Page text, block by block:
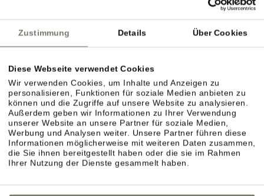
Zustimmung Details Über Cookies
Diese Webseite verwendet Cookies
Wir verwenden Cookies, um Inhalte und Anzeigen zu
personalisieren, Funktionen für soziale Medien anbieten zu
können und die Zugriffe auf unsere Website zu analysieren.
Außerdem geben wir Informationen zu Ihrer Verwendung
unserer Website an unsere Partner für soziale Medien,
Werbung und Analysen weiter. Unsere Partner führen diese
Informationen möglicherweise mit weiteren Daten zusammen,
die Sie ihnen bereitgestellt haben oder die sie im Rahmen
Ihrer Nutzung der Dienste gesammelt haben.